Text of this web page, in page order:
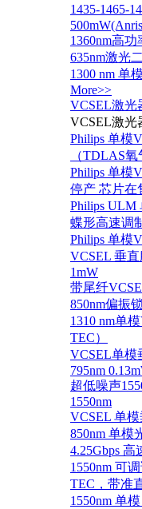
1435-1465-
1360nm高功
635nm激光
1300 nm 单
More>>
VCSEL激光
VCSEL激光
Philips 单模
（TDLAS氧
Philips 单模
停产 芯片在
Philips ULM
蝶形高速调
Philips 单模
VCSEL 垂
1mW
带尾纤
850nm偏振
1310 nm单
TEC）
VCSEL单模
795nm
超低噪声
1550nm
VCSEL 单
850nm 单模
4.25Gbps 高
1550nm 可
TEC，带准
1550nm 单